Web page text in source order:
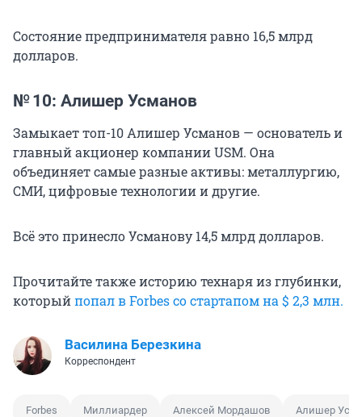
Состояние предпринимателя равно 16,5 млрд
долларов.
№ 10: Алишер Усманов
Замыкает топ-10 Алишер Усманов — основатель и
главный акционер компании USM. Она
объединяет самые разные активы: металлургию,
СМИ, цифровые технологии и другие.
Всё это принесло Усманову 14,5 млрд долларов.
Прочитайте также историю технаря из глубинки,
которыйпопал в Forbes со стартапом на $ 2,3 млн.
Василина Березкина
Корреспондент
Forbes Миллиардер Алексей Мордашов Алишер